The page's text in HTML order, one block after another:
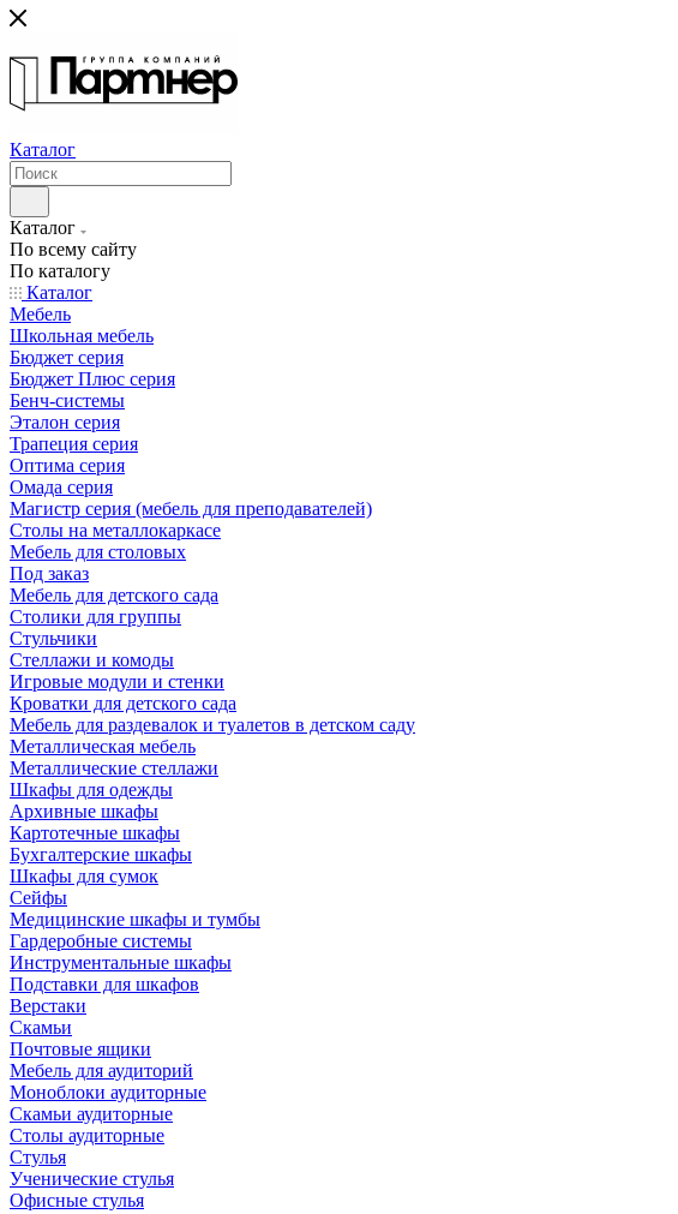
Каталог
Каталог
По всему сайту
По каталогу
Каталог
Мебель
Школьная мебель
Бюджет серия
Бюджет Плюс серия
Бенч-системы
Эталон серия
Трапеция серия
Оптима серия
Омада серия
Магистр серия (мебель для преподавателей)
Столы на металлокаркасе
Мебель для столовых
Под заказ
Мебель для детского сада
Столики для группы
Стульчики
Стеллажи и комоды
Игровые модули и стенки
Кроватки для детского сада
Мебель для раздевалок и туалетов в детском саду
Металлическая мебель
Металлические стеллажи
Шкафы для одежды
Архивные шкафы
Картотечные шкафы
Бухгалтерские шкафы
Шкафы для сумок
Сейфы
Медицинские шкафы и тумбы
Гардеробные системы
Инструментальные шкафы
Подставки для шкафов
Верстаки
Скамьи
Почтовые ящики
Мебель для аудиторий
Моноблоки аудиторные
Скамьи аудиторные
Столы аудиторные
Стулья
Ученические стулья
Офисные стулья